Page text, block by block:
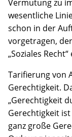
Vermutung zu
wesentliche
schon in der
vorgetragen,
„Soziales
Tarifierung von
Gerechtigkeit.
„Gerechtigkeit
Gerechtigkeit
ganz große